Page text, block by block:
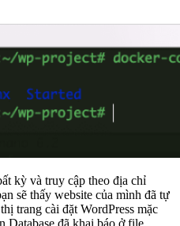
kỳ và truy cập theo địa chỉ
sẽ thấy website của mình đã tự
trang cài đặt WordPress mặc
Database đã khai báo ở file